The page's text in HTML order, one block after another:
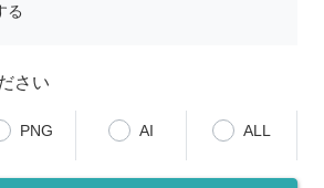
る
さい
PNG AI ALL